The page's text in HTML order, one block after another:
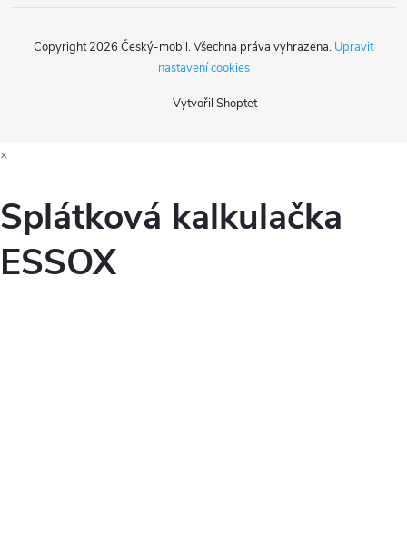
Vytvořil Shoptet
Copyright 2026 Český-mobil. Všechna práva vyhrazena. Upravit
nastavení cookies
×
Splátková kalkulačka
ESSOX